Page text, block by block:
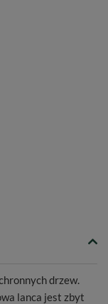
drzew.
lanca jest zbyt